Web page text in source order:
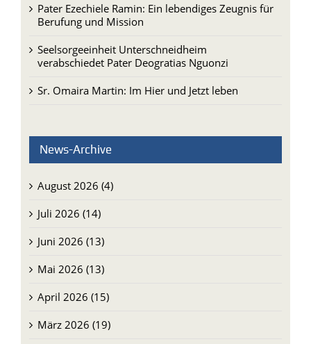
Pater Ezechiele Ramin: Ein lebendiges Zeugnis für
Berufung und Mission
Seelsorgeeinheit Unterschneidheim
verabschiedet Pater Deogratias Nguonzi
Sr. Omaira Martin: Im Hier und Jetzt leben
News-Archive
August 2026 (4)
Juli 2026 (14)
Juni 2026 (13)
Mai 2026 (13)
April 2026 (15)
März 2026 (19)